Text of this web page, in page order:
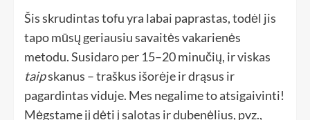
Šis skrudintas tofu yra labai paprastas, todėl jis
tapo mūsų geriausiu savaitės vakarienės
metodu. Susidaro per 15–20 minučių, ir viskas
taipskanus – traškus išorėje ir drąsus ir
pagardintas viduje. Mes negalime to atsigaivinti!
Mėgstame jį dėti į salotas ir dubenėlius, pvz.,